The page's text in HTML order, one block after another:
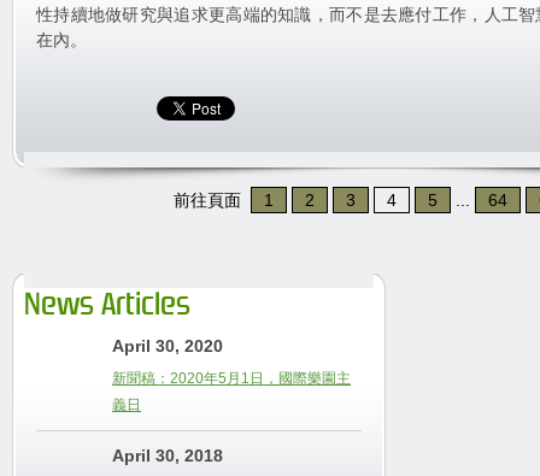
性持續地做研究與追求更高端的知識，而不是去應付工作，人工
在內。
前往頁面 1 2 3 4 5 64
News Articles
April 30, 2020
新聞稿：2020年5月1日，國際樂園主
義日
April 30, 2018